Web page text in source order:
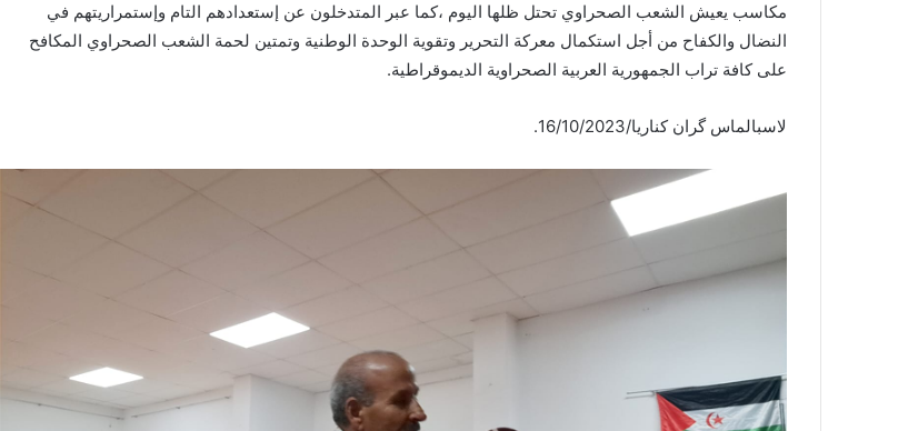
مكاسب يعيش الشعب الصحراوي تحتل ظلها اليوم ،كما عبر المتدخلون عن إستعدادهم التام وإستمراريتهم في
النضال والكفاح من أجل استكمال معركة التحرير وتقوية الوحدة الوطنية وتمتين لحمة الشعب الصحراوي المكافح
على كافة تراب الجمهورية العربية الصحراوية الديموقراطية.
لاسبالماس گران كناريا/16/10/2023.